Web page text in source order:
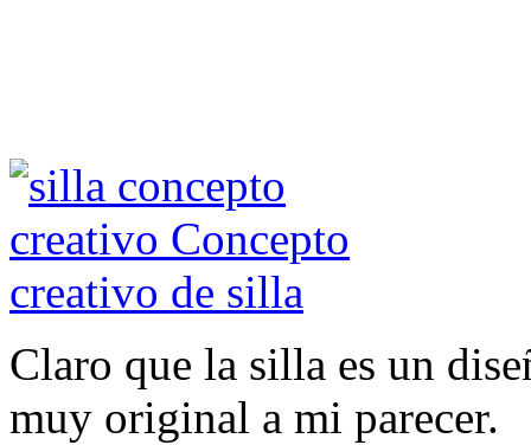
Claro que la silla es un
muy original a mi parecer.